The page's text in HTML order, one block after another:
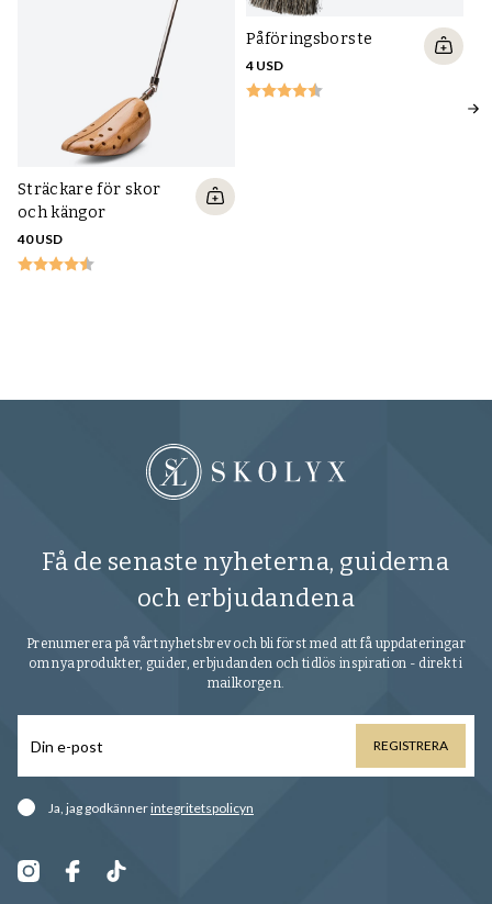
Sträckare för skor
och kängor
40 USD
Påföringsborste
4 USD
Få de senaste nyheterna, guiderna
och erbjudandena
Prenumerera på vårt nyhetsbrev och bli först med att få uppdateringar
om nya produkter, guider, erbjudanden och tidlös inspiration - direkt i
mailkorgen.
REGISTRERA
Ja, jag godkännerintegritetspolicyn